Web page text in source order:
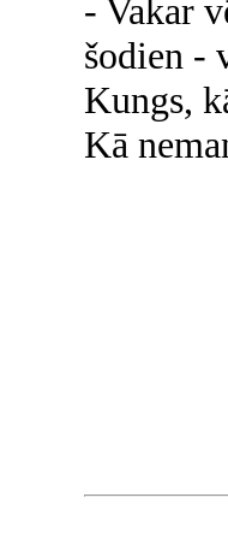
- Vakar
šodien -
Kungs,
Kā